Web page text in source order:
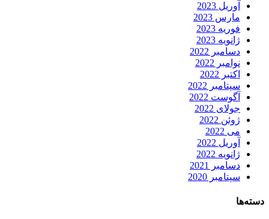
آوریل 2023
مارس 2023
فوریه 2023
ژانویه 2023
دسامبر 2022
نوامبر 2022
اکتبر 2022
سپتامبر 2022
آگوست 2022
جولای 2022
ژوئن 2022
می 2022
آوریل 2022
ژانویه 2022
دسامبر 2021
سپتامبر 2020
دسته‌ها